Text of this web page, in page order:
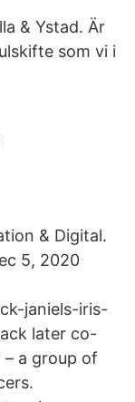
& Ystad. Är
som vi i
& Digital.
5, 2020
janiels-iris-
later co-
a group of